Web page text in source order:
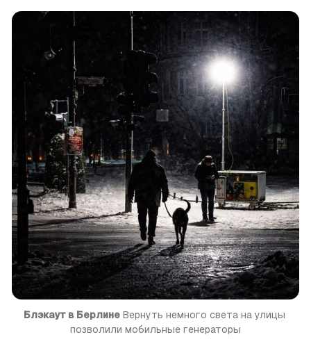
Блэкаут в Берлине Вернуть немного света на улицы
позволили мобильные генераторы